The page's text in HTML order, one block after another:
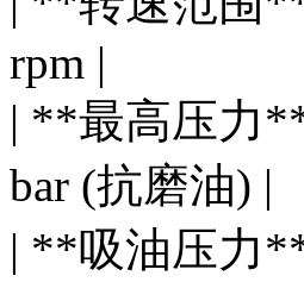
rpm |
| **最高压力**
bar (抗磨油) |
| **吸油压力**